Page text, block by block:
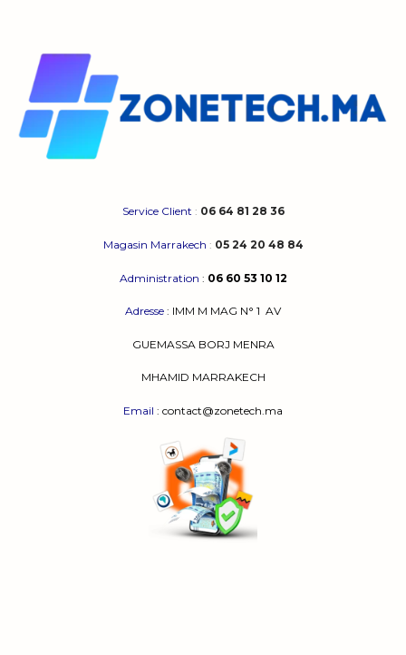
Service Client : 06 64 81 28 36
Magasin Marrakech : 05 24 20 48 84
Administration : 06 60 53 10 12
Adresse : IMM M MAG N° 1 AV
GUEMASSA BORJ MENRA
MHAMID MARRAKECH
Email : contact@zonetech.ma